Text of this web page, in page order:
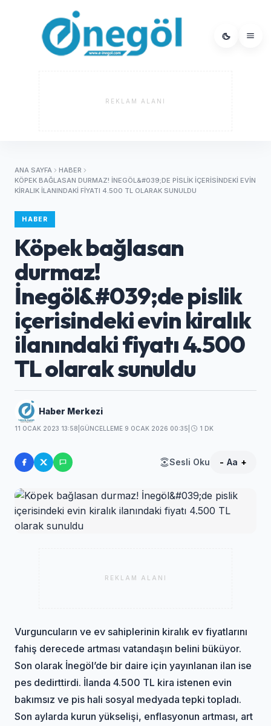
REKLAM ALANI
ANA SAYFA
HABER
KÖPEK BAĞLASAN DURMAZ! İNEGÖL&#039;DE PISLIK IÇERISINDEKI EVIN
KIRALIK ILANINDAKI FIYATI 4.500 TL OLARAK SUNULDU
HABER
Köpek bağlasan
durmaz!
İnegöl&#039;de pislik
içerisindeki evin kiralık
ilanındaki fiyatı 4.500
TL olarak sunuldu
Haber Merkezi
11 OCAK 2023 13:58 GÜNCELLEME 9 OCAK 2026 00:35 1 DK
Sesli Oku - Aa +
REKLAM ALANI
Vurguncuların ve ev sahiplerinin kiralık ev fiyatlarını
fahiş derecede artması vatandaşın belini büküyor.
Son olarak İnegöl’de bir daire için yayınlanan ilan ise
pes dedirttirdi. İlanda 4.500 TL kira istenen evin
bakımsız ve pis hali sosyal medyada tepki topladı.
Son aylarda kurun yükselişi, enflasyonun artması, art